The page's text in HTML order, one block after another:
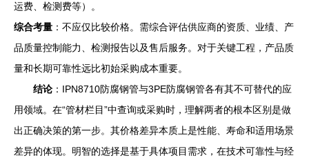
运费、检测费等）。
综合考量 ：不应仅比较价格。需综合评估供应商的资质、业绩、产
品质量控制能力、检测报告以及售后服务。对于关键工程，产品质
量和长期可靠性远比初始采购成本重要。
结论 ：IPN8710防腐钢管与3PE防腐钢管各有其不可替代的应
用领域。在“管材栏目”中查询或采购时，理解两者的根本区别是做
出正确决策的第一步。其价格差异本质上是性能、寿命和适用场景
差异的体现。明智的选择是基于具体项目需求，在技术可靠性与经